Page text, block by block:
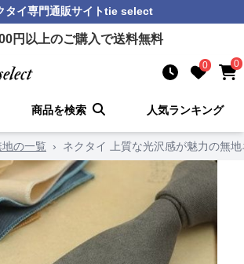
タイ専門通販サイトtie select
円以上のご購入で送料無料
0 0
商品を検索 人気ランキング
地の一覧 › ネクタイ 上質な光沢感が魅力の無